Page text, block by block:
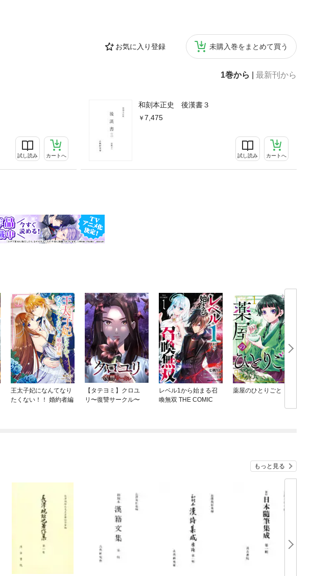
お気に入り登録 未購入巻をまとめて買う
1巻から 最新刊から
試し読み カートへ
和刻本正史 後漢書３
7,475
試し読み カートへ
王太子妃になんてなり
たくない！！ 婚約者編
【タテヨミ】クロユ
リ〜復讐サークル〜
レベル1から始まる召
喚無双 THE COMIC
薬屋のひとりごと
もっと見る